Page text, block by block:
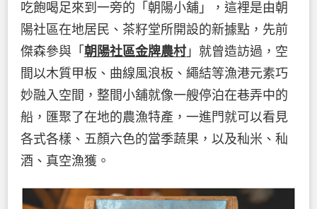
吃飽喝足來到一旁的「朝陽小舖」，這裡是由朝
陽社區在地居民、茶籽堂所開設的新據點，先前
傑森參與「 朝陽社區金牌農村」就曾造訪過，空
間以木質甲板、曲線風浪板、繩結等漁港元素巧
妙融入空間，整間小舖就像一艘停泊在巷弄中的
船，匯聚了在地的農漁特產，一進門就可以看見
各式各樣、五顏六色的當季蔬果，以及秈米、秈
酒、真空漁獲。